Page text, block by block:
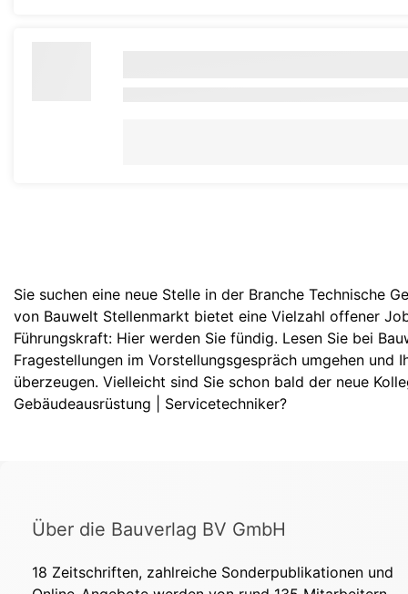
Sie suchen eine neue Stelle in der Branche Technische
von Bauwelt Stellenmarkt bietet eine Vielzahl offener
Führungskraft: Hier werden Sie fündig. Lesen Sie bei
Fragestellungen im Vorstellungsgespräch umgehen
überzeugen. Vielleicht sind Sie schon bald der neue
Gebäudeausrüstung | Servicetechniker?
Über die Bauverlag BV GmbH
18 Zeitschriften, zahlreiche Sonderpublikationen und